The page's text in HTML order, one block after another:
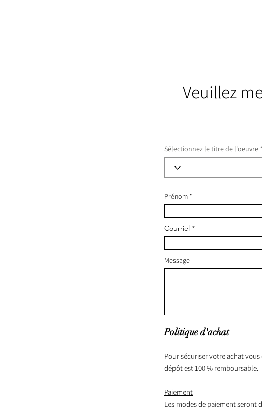
Veuillez
Sélectionnez le titre de l'oeuvre
Prénom
Courriel
Message
Politique d'achat
Pour sécuriser votre achat
dépôt est 100 % remboursable.
Paiement
Les modes de paiement seront